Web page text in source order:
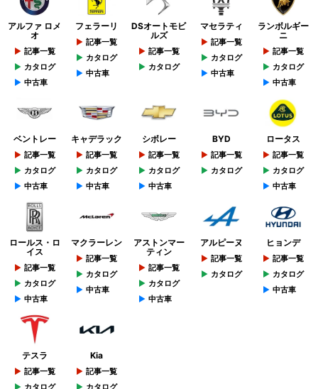
アルファ ロメ
オ
記事一覧
カタログ
中古車
フェラーリ
記事一覧
カタログ
中古車
DSオートモビ
ルズ
記事一覧
カタログ
マセラティ
記事一覧
カタログ
中古車
ランボルギー
ニ
記事一覧
カタログ
中古車
ベントレー
記事一覧
カタログ
中古車
キャデラック
記事一覧
カタログ
中古車
シボレー
記事一覧
カタログ
中古車
BYD
記事一覧
カタログ
ロータス
記事一覧
カタログ
中古車
ロールス・ロ
イス
記事一覧
カタログ
中古車
マクラーレン
記事一覧
カタログ
中古車
アストンマー
ティン
記事一覧
カタログ
中古車
アルピーヌ
記事一覧
カタログ
ヒョンデ
記事一覧
カタログ
中古車
テスラ
記事一覧
カタログ
Kia
記事一覧
カタログ